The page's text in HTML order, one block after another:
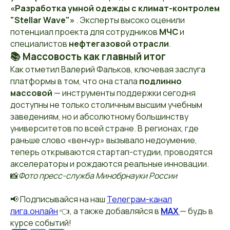
«Разработка умной одежды с климат-контролем
"Stellar Wave"» . Эксперты высоко оценили
потенциал проекта для сотрудников МЧСи
специалистов нефтегазовой отрасли.
📚Массовость как главный итог
Как отметил Валерий Фальков, ключевая заслуга
платформы в том, что она стала подлинно
массовой — инструменты поддержки сегодня
доступны не только столичным высшим учебным
заведениям, но и абсолютному большинству
университетов по всей стране. В регионах, где
раньше слово «венчур» вызывало недоумение,
теперь открываются стартап-студии, проводятся
акселераторы и рождаются реальные инновации.
📸Фото пресс-служба Минобрнауки России
📢 Подписывайся на наш Телеграм-канал
лига.онлайн👈, а также добавляйся в MAX— будь в
курсе событий!